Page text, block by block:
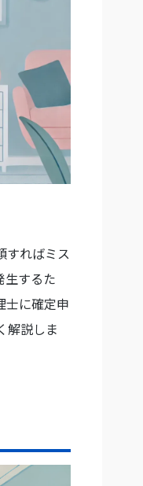
すればミス
生するた
士に確定申
解説しま